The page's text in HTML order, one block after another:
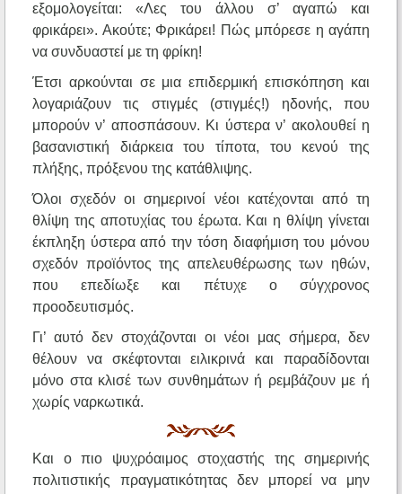
εξομολογείται: «Λες του άλλου σ’ αγαπώ και
φρικάρει». Ακούτε; Φρικάρει! Πώς μπόρεσε η αγάπη
να συνδυαστεί με τη φρίκη!
Έτσι αρκούνται σε μια επιδερμική επισκόπηση και
λογαριάζουν τις στιγμές (στιγμές!) ηδονής, που
μπορούν ν’ αποσπάσουν. Κι ύστερα ν’ ακολουθεί η
βασανιστική διάρκεια του τίποτα, του κενού της
πλήξης, πρόξενου της κατάθλιψης.
Όλοι σχεδόν οι σημερινοί νέοι κατέχονται από τη
θλίψη της αποτυχίας του έρωτα. Και η θλίψη γίνεται
έκπληξη ύστερα από την τόση διαφήμιση του μόνου
σχεδόν προϊόντος της απελευθέρωσης των ηθών,
που επεδίωξε και πέτυχε ο σύγχρονος
προοδευτισμός.
Γι’ αυτό δεν στοχάζονται οι νέοι μας σήμερα, δεν
θέλουν να σκέφτονται ειλικρινά και παραδίδονται
μόνο στα κλισέ των συνθημάτων ή ρεμβάζουν με ή
χωρίς ναρκωτικά.
Και ο πιο ψυχρόαιμος στοχαστής της σημερινής
πολιτιστικής πραγματικότητας δεν μπορεί να μην